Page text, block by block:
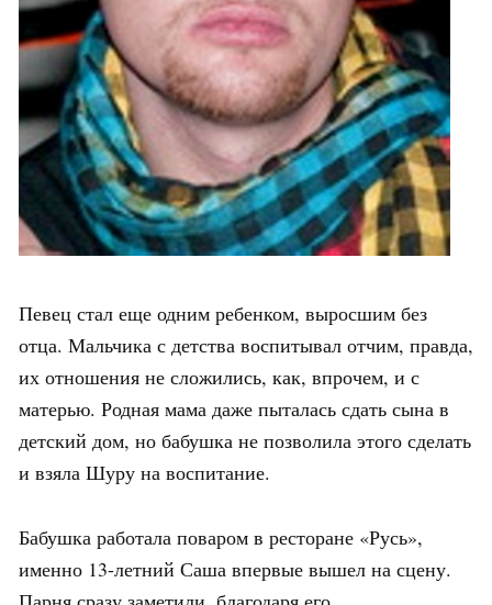
Певец стал еще одним ребенком, выросшим без
отца. Мальчика с детства воспитывал отчим, правда,
их отношения не сложились, как, впрочем, и с
матерью. Родная мама даже пыталась сдать сына в
детский дом, но бабушка не позволила этого сделать
и взяла Шуру на воспитание.
Бабушка работала поваром в ресторане «Русь»,
именно 13-летний Саша впервые вышел на сцену.